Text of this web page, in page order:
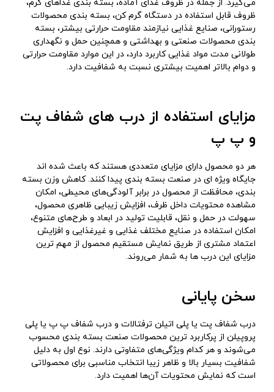
می‌گیرد. از جمله در ظروف غذای آماده، بسته ‌بندی غذاهای گرم،
ظروف قابل استفاده در دستگاه گرم‌ کن، بسته‌ بندی محصولات
رستورانی، صنایع غذایی نیازمند مقاومت حرارتی بیشتر، بسته‌
بندی محصولات صنعتی و بهداشتی و همچنین حمل و نگهداری
طولانی‌ مدت مواد غذایی کاربرد دارد، در این موارد مقاومت حرارتی
و دوام بالاتر اهمیت بیشتری نسبت به شفافیت دارد.
مزایای استفاده از درب‌ های شفاف پت
و پ پ
هر دو محصول دارای مزایای متعددی هستند که باعث شده‌ اند
جایگاه ویژه‌ ای در صنعت بسته‌ بندی پیدا کنند. کاهش وزن بسته‌
بندی، محافظت از محصول در برابر آلودگی‌های محیطی، امکان
مشاهده محتویات داخل ظرف، افزایش زیبایی ظاهری محصول،
سهولت در حمل‌ و نقل، قابلیت تولید در ابعاد و طرح‌های متنوع،
امکان استفاده در صنایع مختلف غذایی و غیرغذایی و افزایش
اعتماد مشتری از طریق نمایش مستقیم محصول از مهم‌ ترین
مزایای این درب‌ ها به شمار می‌روند.
سخن پایانی
درب شفاف پت یا پلی‌ اتیلن ترفتالات و درب شفاف پ پ یا پلی‌
پروپیلن از پرکاربرد ترین محصولات صنعت بسته‌ بندی محسوب
می‌شوند و هر کدام ویژگی‌های متفاوتی دارند. نوع اول به دلیل
شفافیت بسیار بالا و ظاهر زیبا انتخاب مناسبی برای محصولاتی
است که نمایش محتویات آن‌ها اهمیت دارد.